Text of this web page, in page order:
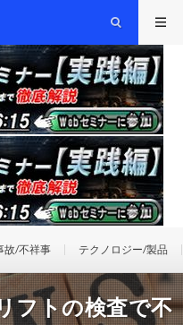
故/不祥事 テクノロジー/製品
フトの検査で不